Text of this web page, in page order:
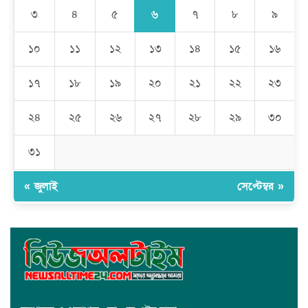
সাধারণ মানুষ
মেহেদীপুর গ্রামে ব্যতিক্রমী আয়োজন: একত্রে ঈদের জামাতে পুরো গ্রাম
রমজান উপলক্ষে সাভারে মানবাধিকার সংস্থার ইফতার
জাবাল-ই-নূর মডেল মাদ্রাসায় ১২তম বার্ষিক পুরস্কার বিতরণ ও বালিকা
৩ ৪ ৫ ৬ ৭ ৮ ৯
১০ ১১ ১২ ১৩ ১৪ ১৫ ১৬
১৭ ১৮ ১৯ ২০ ২১ ২২ ২৩
২৪ ২৫ ২৬ ২৭ ২৮ ২৯ ৩০
৩১
« জুলাই সেপ্টেম্বর »